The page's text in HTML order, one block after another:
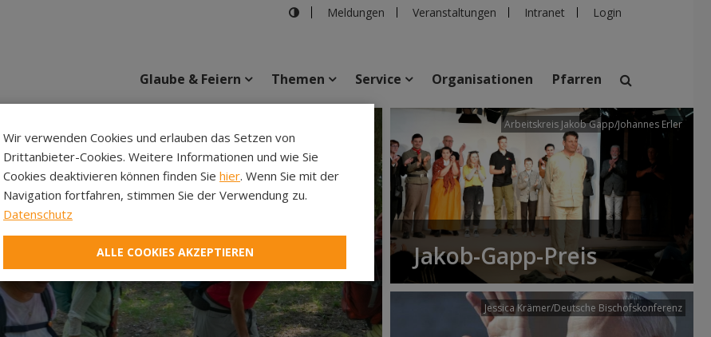
Meldungen Veranstaltungen Intranet Login
suchen
Veranstaltungen Personen Pfarren Einrichtungen
Glaube & Feiern Themen Service Organisationen Pfarren
Arbeitskreis Jakob Gapp/Johannes Erler
Jakob-Gapp-Preis
Jessica Krämer/Deutsche Bischofskonferenz
Wir verwenden Cookies und erlauben das Setzen von
Drittanbieter-Cookies. Weitere Informationen und wie Sie
Cookies deaktivieren können finden Sie hier. Wenn Sie mit der
Navigation fortfahren, stimmen Sie der Verwendung zu.
Datenschutz
ALLE COOKIES AKZEPTIEREN